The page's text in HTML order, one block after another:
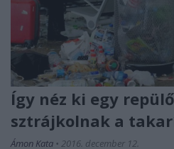
Így néz ki egy
sztrájkolnak a
Ámon Kata • 2016. december 12.